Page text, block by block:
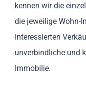
kennen wir die
die jeweilige Wohn-
Interessierten
unverbindliche und
Immobilie.